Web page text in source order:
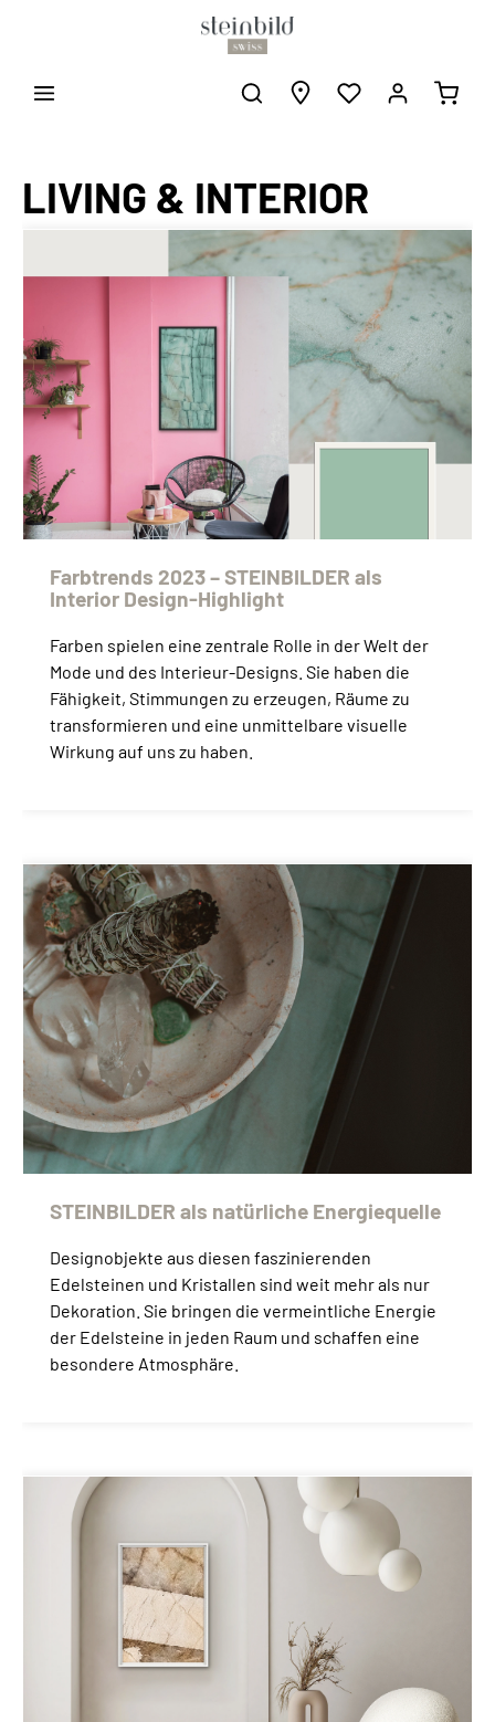
LIVING & INTERIOR
Farbtrends 2023 – STEINBILDER als
Interior Design-Highlight
Farben spielen eine zentrale Rolle in der Welt der
Mode und des Interieur-Designs. Sie haben die
Fähigkeit, Stimmungen zu erzeugen, Räume zu
transformieren und eine unmittelbare visuelle
Wirkung auf uns zu haben.
STEINBILDER als natürliche Energiequelle
Designobjekte aus diesen faszinierenden
Edelsteinen und Kristallen sind weit mehr als nur
Dekoration. Sie bringen die vermeintliche Energie
der Edelsteine in jeden Raum und schaffen eine
besondere Atmosphäre.